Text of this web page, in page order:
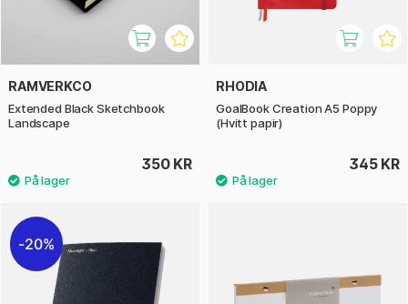
RAMVERKCO
Extended Black Sketchbook
Landscape
350 KR
RHODIA
GoalBook Creation A5 Poppy
(Hvitt papir)
345 KR
20%